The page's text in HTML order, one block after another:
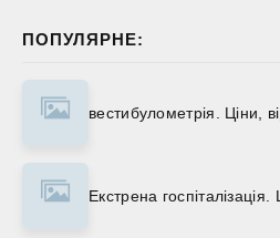
ПОПУЛЯРНЕ:
вестибулометрія. Ціни,
Екстрена госпіталізація.